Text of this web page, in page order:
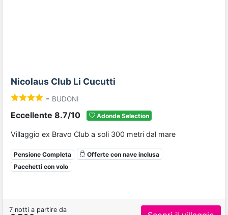
Nicolaus Club Li Cucutti
- BUDONI
Eccellente 8.7/10 Adonde Selection
Villaggio ex Bravo Club a soli 300 metri dal mare
Pensione Completa
Offerte con nave inclusa
Pacchetti con volo
7 notti a partire da